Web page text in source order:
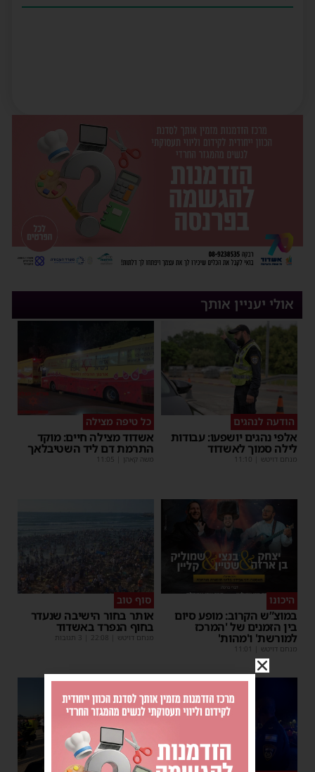
אולי יעניין אותך
הודעה לנהגים
אלפי נהגים יושפעו: עבודות
לילה סמוך לאשדוד
מנחם דויטש |
11:10
כל טיפה מצילה
אשדוד מצילה חיים: מוקד
התרמת דם ליד השטיבלאך
משה קאהן |
11:05
היכונו
במוצ”ש הקרוב: מופע סיום
בין הזמנים של 'המרכז
למורשת' ו'מהות'
מנחם דויטש |
11:01
סוף טוב
אותר בחור הישיבה שנעדר
בחוף הנפרד באשדוד
מנחם דויטש |
22:08